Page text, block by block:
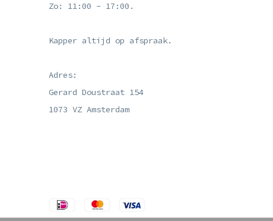
Zo: 11:00 - 17:00.
Kapper altijd op afspraak.
Adres:
Gerard Doustraat 154
1073 VZ Amsterdam